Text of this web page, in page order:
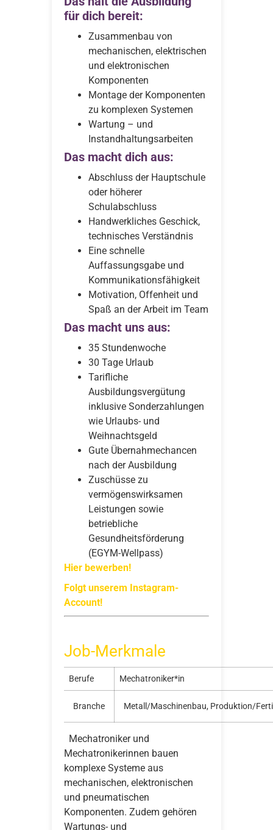
für dich bereit:
Zusammenbau von
mechanischen, elektrischen
und elektronischen
Komponenten
Montage der Komponenten
zu komplexen Systemen
Wartung – und
Instandhaltungsarbeiten
Das macht dich aus:
Abschluss der Hauptschule
oder höherer
Schulabschluss
Handwerkliches Geschick,
technisches Verständnis
Eine schnelle
Auffassungsgabe und
Kommunikationsfähigkeit
Motivation, Offenheit und
Spaß an der Arbeit im Team
Das macht uns aus:
35 Stundenwoche
30 Tage Urlaub
Tarifliche
Ausbildungsvergütung
inklusive Sonderzahlungen
wie Urlaubs- und
Weihnachtsgeld
Gute Übernahmechancen
nach der Ausbildung
Zuschüsse zu
vermögenswirksamen
Leistungen sowie
betriebliche
Gesundheitsförderung
(EGYM-Wellpass)
Hier bewerben!
Folgt unserem Instagram-
Account!
Job-Merkmale
Berufe Mechatroniker*in
Branche Metall/Maschinenbau, Produktion/
Mechatroniker und
Mechatronikerinnen bauen
komplexe Systeme aus
mechanischen, elektronischen
und pneumatischen
Komponenten. Zudem gehören
Wartungs-­ und